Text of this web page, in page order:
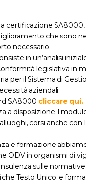
certificazione
che sono
necessario.
in un’analisi
legislativa in
per il Sistema di
aziendali.
SA8000 cliccare qui.
a disposizione il
corsi anche
e formazione
ODV in organismi di
sulle normative
Testo Unico, e